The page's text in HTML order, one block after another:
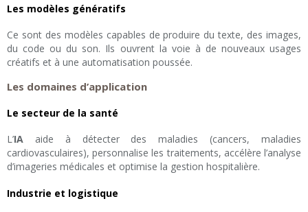
Les modèles génératifs
Ce sont des modèles capables de produire du texte, des images,
du code ou du son. Ils ouvrent la voie à de nouveaux usages
créatifs et à une automatisation poussée.
Les domaines d’application
Le secteur de la santé
L’IA aide à détecter des maladies (cancers, maladies
cardiovasculaires), personnalise les traitements, accélère l’analyse
d’imageries médicales et optimise la gestion hospitalière.
Industrie et logistique